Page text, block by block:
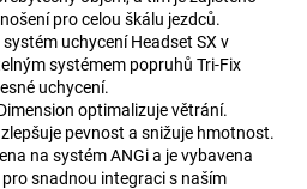
pro celou škálu jezdců.
uchycení Headset SX v
systémem popruhů Tri-Fix
uchycení.
optimalizuje větrání.
pevnost a snižuje hmotnost.
na systém ANGi a je vybavena
snadnou integraci s naším